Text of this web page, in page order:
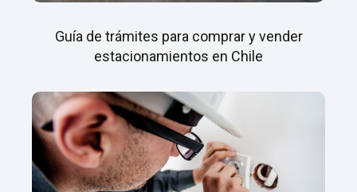
Guía de trámites para comprar y vender
estacionamientos en Chile